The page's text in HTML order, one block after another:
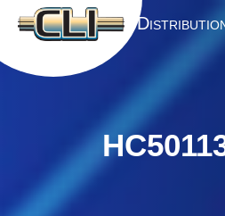
A CCUEIL D